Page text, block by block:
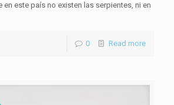
en este país no existen las serpientes, ni en
0 Read more